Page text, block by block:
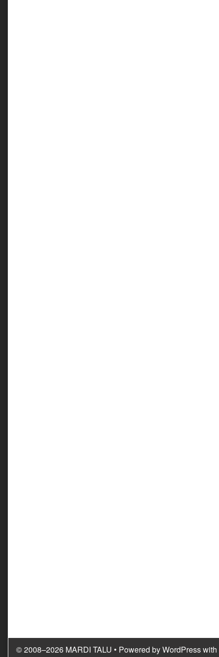
© 2008–2026 MARDI TALU • Powered byWordPresswith